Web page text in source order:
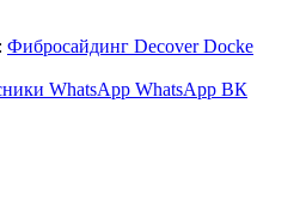
Фибросайдинг Decover Docke
WhatsApp WhatsApp ВК